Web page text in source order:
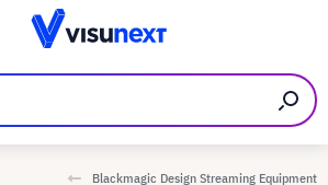
Blackmagic Design Streaming Equipment